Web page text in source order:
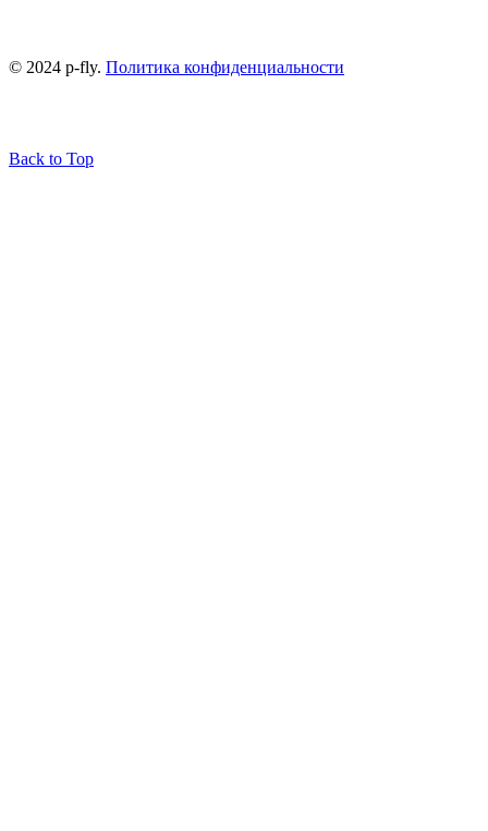
© 2024 p-fly. Политика конфиденциальности
Back to Top